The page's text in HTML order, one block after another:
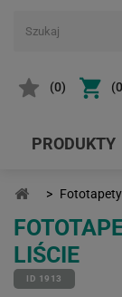
(0)
PRODUKTY
> Fototapety
LIŚCIE
ID 1913